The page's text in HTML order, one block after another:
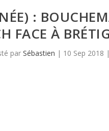
:
FACE À
parSébastien | 10 Sep 2018 |